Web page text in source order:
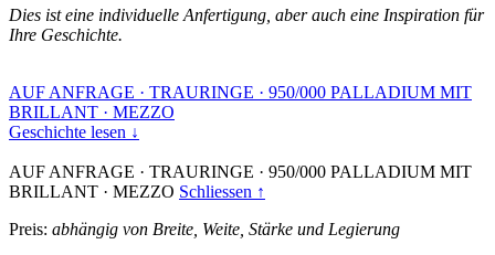
Dies ist eine individuelle Anfertigung, aber auch eine Inspiration für
Ihre Geschichte.
AUF ANFRAGE · TRAURINGE · 950/000 PALLADIUM MIT
BRILLANT · MEZZO
Geschichte lesen ↓
AUF ANFRAGE · TRAURINGE · 950/000 PALLADIUM MIT
BRILLANT · MEZZO Schliessen ↑
Preis: abhängig von Breite, Weite, Stärke und Legierung